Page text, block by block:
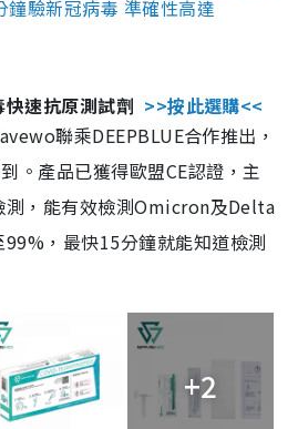
驗新冠病毒 準確性高達
速抗原測試劑 >>按此選購<<
聯乘DEEPBLUE合作推出，
。產品已獲得歐盟CE認證，主
測，能有效檢測Omicron及Delta
，最快15分鐘就能知道檢測
+2